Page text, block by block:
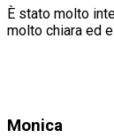
È stato molto
molto chiara ed
Monica